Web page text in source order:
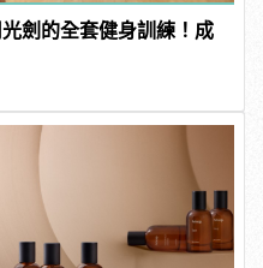
劍的全套健身訓練！成